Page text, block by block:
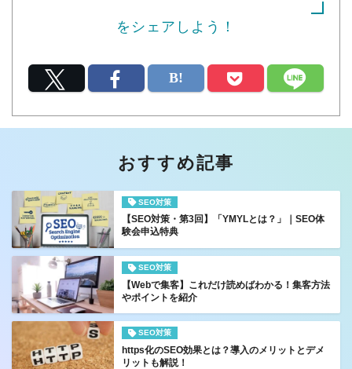
をシェアしよう！
おすすめ記事
SEO対策
【SEO対策・第3回】「YMYLとは？」｜SEO体
験会申込特典
SEO対策
【Webで集客】これだけ読めばわかる！集客方法
やポイントを紹介
SEO対策
https化のSEO効果とは？導入のメリットとデメ
リットも解説！